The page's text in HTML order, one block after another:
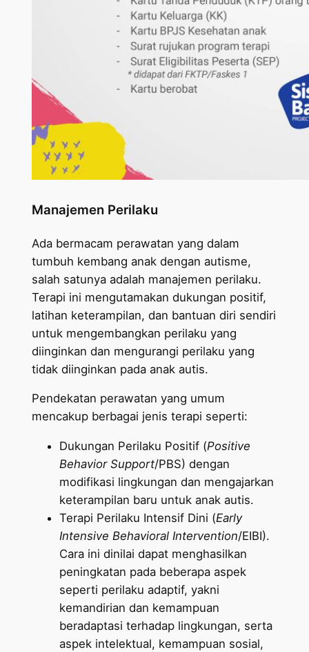
Manajemen Perilaku
Ada bermacam perawatan yang dalam
tumbuh kembang anak dengan autisme,
salah satunya adalah manajemen perilaku.
Terapi ini mengutamakan dukungan positif,
latihan keterampilan, dan bantuan diri sendiri
untuk mengembangkan perilaku yang
diinginkan dan mengurangi perilaku yang
tidak diinginkan pada anak autis.
Pendekatan perawatan yang umum
mencakup berbagai jenis terapi seperti:
Dukungan Perilaku Positif (Positive
Behavior Support/PBS) dengan
modifikasi lingkungan dan mengajarkan
keterampilan baru untuk anak autis.
Terapi Perilaku Intensif Dini (Early
Intensive Behavioral Intervention/EIBI).
Cara ini dinilai dapat menghasilkan
peningkatan pada beberapa aspek
seperti perilaku adaptif, yakni
kemandirian dan kemampuan
beradaptasi terhadap lingkungan, serta
aspek intelektual, kemampuan sosial,